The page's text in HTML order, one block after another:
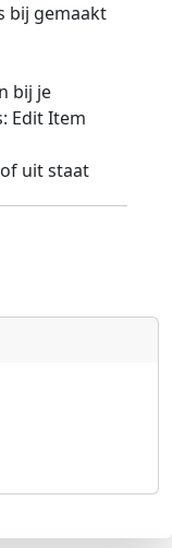
bij gemaakt
bij je
Edit Item
uit staat